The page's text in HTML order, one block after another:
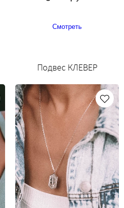
Смотреть
Подвес КЛЕВЕР